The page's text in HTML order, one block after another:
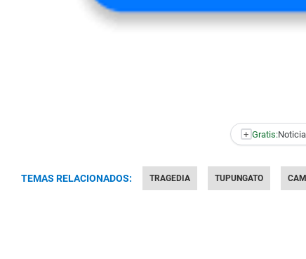
+ Gratis:
TEMAS RELACIONADOS: TRAGEDIA TUPUNGATO